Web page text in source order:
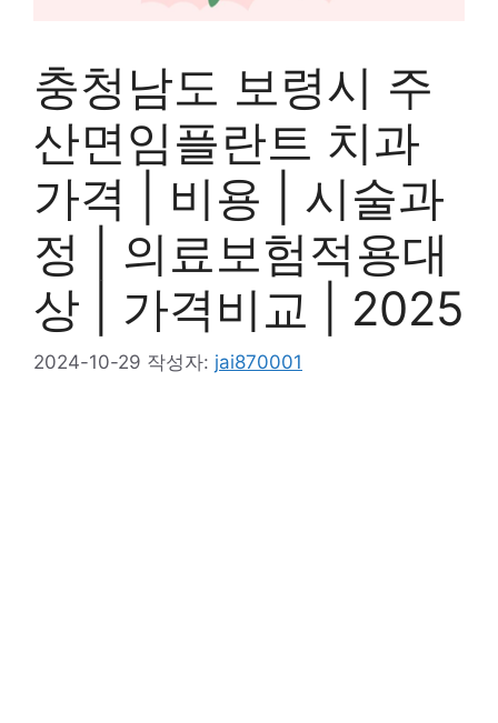
충청남도 보령시 주
산면임플란트 치과
가격 | 비용 | 시술과
정 | 의료보험적용대
상 | 가격비교 | 2025
2024-10-29 작성자: jai870001